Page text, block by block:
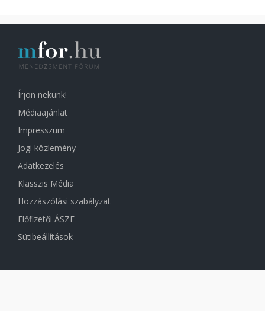
Írjon nekünk!
Médiaajánlat
Impresszum
Jogi közlemény
Adatkezelés
Klasszis Média
Hozzászólási szabályzat
Előfizetői ÁSZF
Sütibeállítások